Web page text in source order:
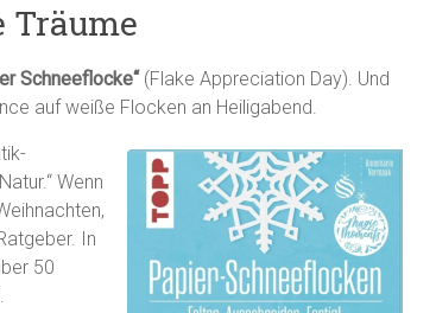
Träume
Schneeflocke“(Flake Appreciation Day). Und
auf weiße Flocken an Heiligabend.
Wenn
In
50